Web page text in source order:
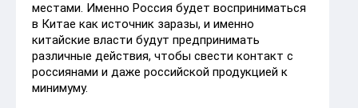
местами. Именно Россия будет восприниматься
в Китае как источник заразы, и именно
китайские власти будут предпринимать
различные действия, чтобы свести контакт с
россиянами и даже российской продукцией к
минимуму.